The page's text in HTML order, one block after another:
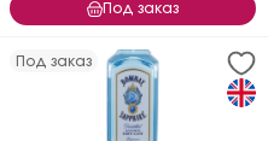
Под заказ
Под заказ